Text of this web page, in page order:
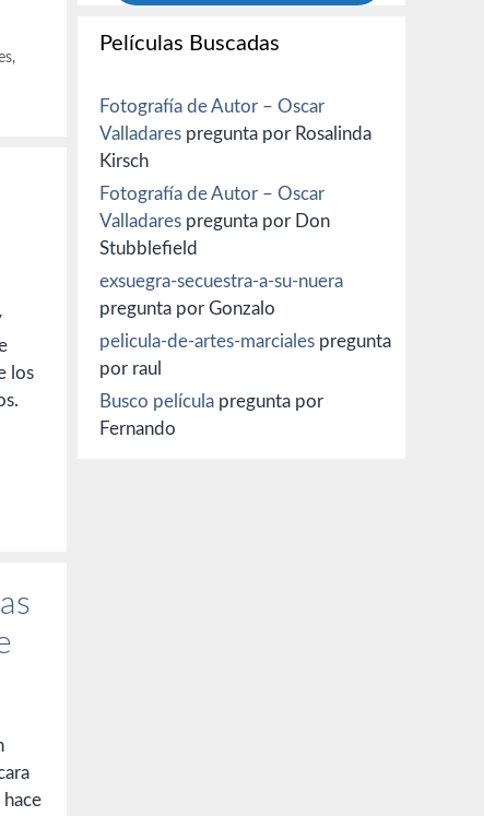
,
los
Películas Buscadas
Fotografía de Autor – Oscar
Valladares pregunta por Rosalinda
Kirsch
Fotografía de Autor – Oscar
Valladares pregunta por Don
Stubblefield
exsuegra-secuestra-a-su-nuera
pregunta por Gonzalo
pelicula-de-artes-marciales pregunta
por raul
Busco película pregunta por
Fernando